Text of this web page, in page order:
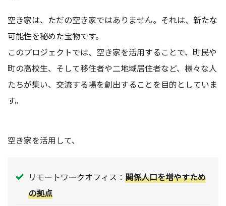
空き家は、ただの空き家ではありません。それは、新たな
可能性を秘めた宝物です。
このプロジェクトでは、空き家を活用することで、町民や
町の高校生、 そして移住者や二地域居住者など、様々な人
たちが集い、交流する場を創出することを目的としていま
す。
空き家を活用して、
リモートワークオフィス： 関係人口を増やすため
の拠点